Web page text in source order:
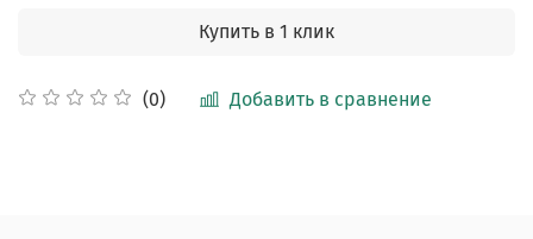
(0) Добавить в сравнение
Купить в 1 клик